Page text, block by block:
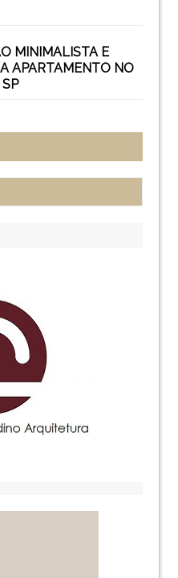
MINIMALISTA E
APARTAMENTO NO